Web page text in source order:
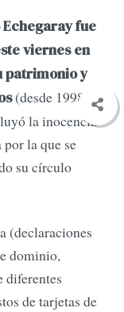
fue
viernes en
patrimonio y
(desde 1998 a
la inocencia
la que se
su círculo
(declaraciones
dominio,
diferentes
de tarjetas de